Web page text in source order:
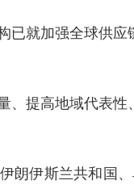
就加强全球供应
提高地域代表性
伊斯兰共和国、